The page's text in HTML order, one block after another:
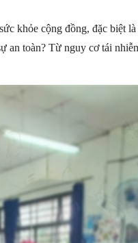
khỏe cộng đồng, đặc biệt
toàn? Từ nguy cơ tái